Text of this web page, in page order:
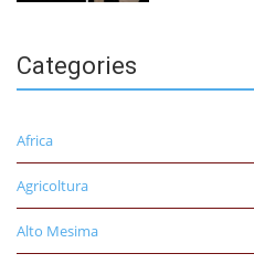
Categories
Africa
Agricoltura
Alto Mesima